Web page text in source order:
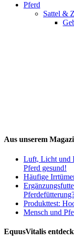
Pferd
Sattel &
Aus unserem
Luft, Licht und
Pferd gesund!
Häufige
Produkttest:
Mensch und
EquusVitalis